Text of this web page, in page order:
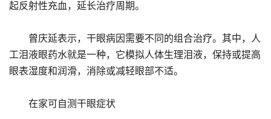
起反射性充血，延长治疗周期。
曾庆延表示，干眼病因需要不同的组合治疗。其中，人
工泪液眼药水就是一种，它模拟人体生理泪液，保持或提高
眼表湿度和润滑，消除或减轻眼部不适。
在家可自测干眼症状